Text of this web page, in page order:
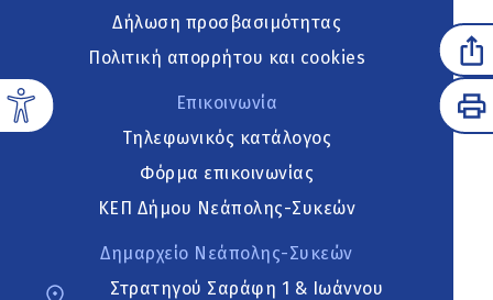
Δήλωση προσβασιμότητας
Πολιτική απορρήτου και cookies
Επικοινωνία
Τηλεφωνικός κατάλογος
Φόρμα επικοινωνίας
ΚΕΠ Δήμου Νεάπολης-Συκεών
Δημαρχείο Νεάπολης-Συκεών
Στρατηγού Σαράφη 1 & Ιωάννου